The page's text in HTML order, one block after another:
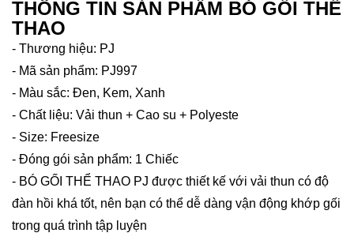
THÔNG TIN SẢN PHẨM BÓ GỐI THỂ
THAO
- Thương hiệu: PJ
- Mã sản phẩm: PJ997
- Màu sắc: Đen, Kem, Xanh
- Chất liệu: Vải thun + Cao su + Polyeste
- Size: Freesize
- Đóng gói sản phẩm: 1 Chiếc
- BÓ GỐI THỂ THAO PJ được thiết kế với vải thun có độ
đàn hồi khá tốt, nên bạn có thể dễ dàng vận động khớp gối
trong quá trình tập luyện